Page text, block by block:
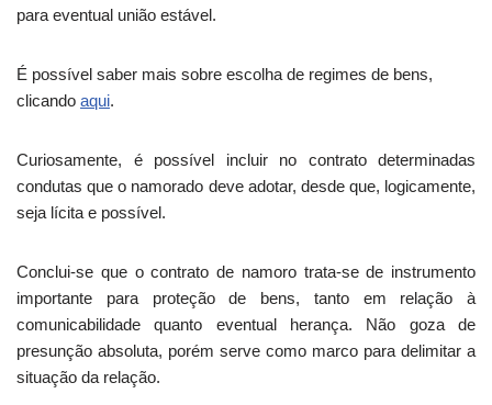
para eventual união estável.
É possível saber mais sobre escolha de regimes de bens,
clicando aqui.
Curiosamente, é possível incluir no contrato determinadas
condutas que o namorado deve adotar, desde que, logicamente,
seja lícita e possível.
Conclui-se que o contrato de namoro trata-se de instrumento
importante para proteção de bens, tanto em relação à
comunicabilidade quanto eventual herança. Não goza de
presunção absoluta, porém serve como marco para delimitar a
situação da relação.